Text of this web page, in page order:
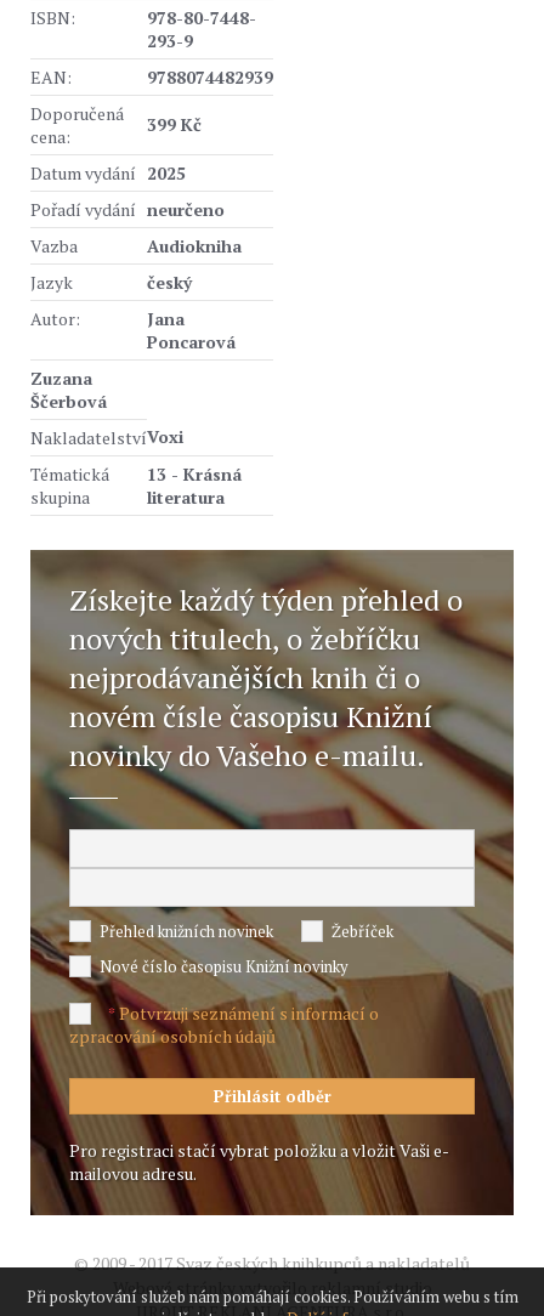
ISBN:
978-80-7448-
293-9
EAN:
9788074482939
Doporučená
cena:
399 Kč
Datum vydání 2025
Pořadí vydání neurčeno
Vazba
Audiokniha
Jazyk
český
Autor:
Jana
Poncarová
Zuzana
Ščerbová
NakladatelstvíVoxi
Tématická
skupina
13 - Krásná
literatura
Získejte každý týden přehled o
nových titulech, o žebříčku
nejprodávanějších knih či o
novém čísle časopisu Knižní
novinky do Vašeho e-mailu.
Přehled knižních novinek
Žebříček
Nové číslo časopisu Knižní novinky
*Potvrzuji seznámení s informací o
zpracování osobních údajů
Pro registraci stačí vybrat položku a vložit Vaši e-
mailovou adresu.
© 2009 - 2017 Svaz českých knihkupců a nakladatelů
Webové stránky vytvořilo reklamní studio
Při poskytování služeb nám pomáhají cookies. Používáním webu s tím